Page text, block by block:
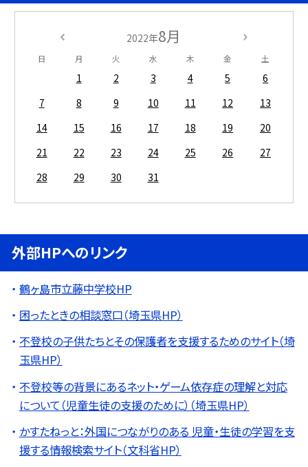
2022年8月
日 月 火 水 木 金 土
1 2 3 4 5
6
7
8 9 10 11 12
13
14
15 16 17 18 19
20
21
22 23 24 25 26
27
28
29 30 31
外部HPへのリンク
鶴ヶ島市立藤中学校HP
困ったときの相談窓口（埼玉県HP）
不登校の子供たちとその保護者を支援するためのサイト（埼
玉県HP）
不登校等の背景にあるネット・ゲーム依存症の理解と対応
について（児童生徒の支援のために）（埼玉県HP）
かすたねっと：外国につながりのある 児童・生徒の学習を支
援する情報検索サイト（文科省HP）